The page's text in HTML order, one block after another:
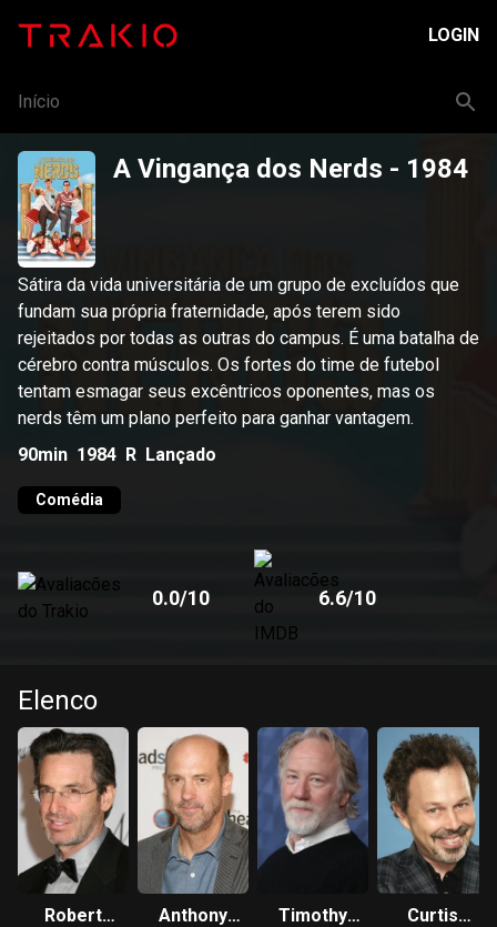
LOGIN
Início
A Vingança dos Nerds - 1984
Sátira da vida universitária de um grupo de excluídos que
fundam sua própria fraternidade, após terem sido
rejeitados por todas as outras do campus. É uma batalha de
cérebro contra músculos. Os fortes do time de futebol
tentam esmagar seus excêntricos oponentes, mas os
nerds têm um plano perfeito para ganhar vantagem.
90min 1984 R Lançado
Comédia
0.0/10 6.6/10
Elenco
Robert
Anthony
Timothy
Curtis